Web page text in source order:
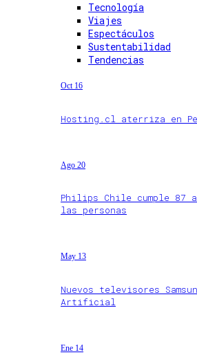
Tecnología
Viajes
Espectáculos
Sustentabilidad
Tendencias
Oct 16
Hosting.cl aterriza en
Ago 20
Philips Chile cumple 87
las personas
May 13
Nuevos televisores
Artificial
Ene 14